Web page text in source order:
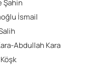
Şahin
İsmail
Abdullah Kara